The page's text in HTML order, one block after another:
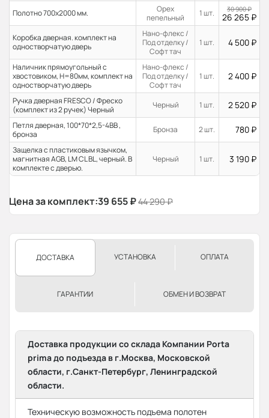
Полотно 700x2000 мм.
Орех
пепельный
1 шт. 30 900₽
26 265 ₽
Коробка дверная. комплект на
одностворчатую дверь
Нано-флекс /
Под отделку /
Софт тач
1 шт. 4 500 ₽
Наличник прямоугольный с
хвостовиком, H=80мм, комплект на
одностворчатую дверь
Нано-флекс /
Под отделку /
Софт тач
1 шт. 2 400 ₽
Ручка дверная FRESCO / Фреско
(комплект из 2 ручек) Черный
Черный 1 шт. 2 520 ₽
Петля дверная, 100*70*2,5-4ВВ ,
бронза
Бронза 2 шт. 780 ₽
Защелка с пластиковым язычком,
магнитная AGB, LM CL BL, черный. В
комплекте с дверью.
Черный 1 шт. 3 190 ₽
Цена за комплект:39 655₽44 290₽
ДОСТАВКА УСТАНОВКА ОПЛАТА
ГАРАНТИИ ОБМЕН И ВОЗВРАТ
Доставка продукции со склада Компании Porta
prima до подъезда в г.Москва, Московской
области, г.Санкт-Петербург, Ленинградской
области.
Техническую возможность подъема полотен